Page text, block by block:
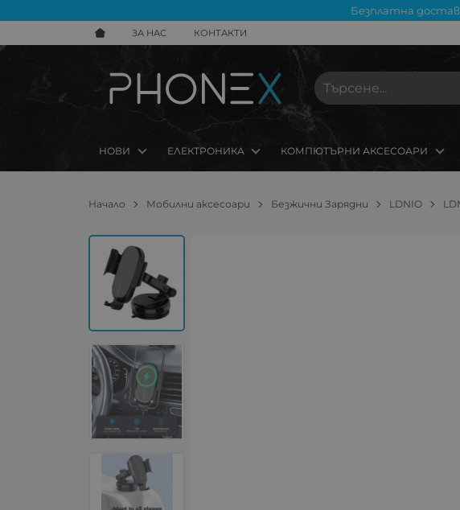
Безплатна
ЗА НАС КОНТАКТИ
НОВИ ЕЛЕКТРОНИКА КОМПЮТЪРНИ АКСЕСОАРИ
Начало Мобилни аксесоари Безжични Зарядни LDNIO